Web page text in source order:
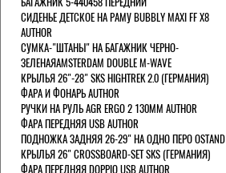
СИДЕНЬЕ ДЕТСКОЕ НА РАМУ BUBBLY MAXI FF X8
AUTHOR
СУМКА-"ШТАНЫ" НА БАГАЖНИК ЧЕРНО-
ЗЕЛЕНАЯAMSTERDAM DOUBLE M-WAVE
КРЫЛЬЯ 26"-28" SKS HIGHTREK 2.0 (ГЕРМАНИЯ)
ФАРА И ФОНАРЬ AUTHOR
РУЧКИ НА РУЛЬ AGR ERGO 2 130ММ AUTHOR
ФАРА ПЕРЕДНЯЯ USB AUTHOR
ПОДНОЖКА ЗАДНЯЯ 26-29" НА ОДНО ПЕРО OSTAND
КРЫЛЬЯ 26" CROSSBOARD-SET SKS (ГЕРМАНИЯ)
ФАРА ПЕРЕДНЯЯ DOPPIO USB AUTHOR